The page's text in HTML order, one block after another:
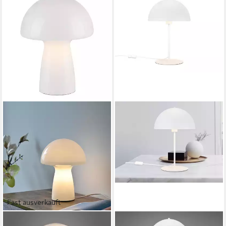
Fast ausverkauft
PAUL NEUHAUS TRIO LEUCHTEN